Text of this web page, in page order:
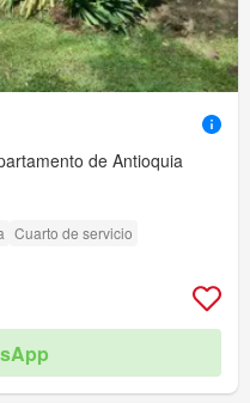
de Antioquia
Cuarto de servicio